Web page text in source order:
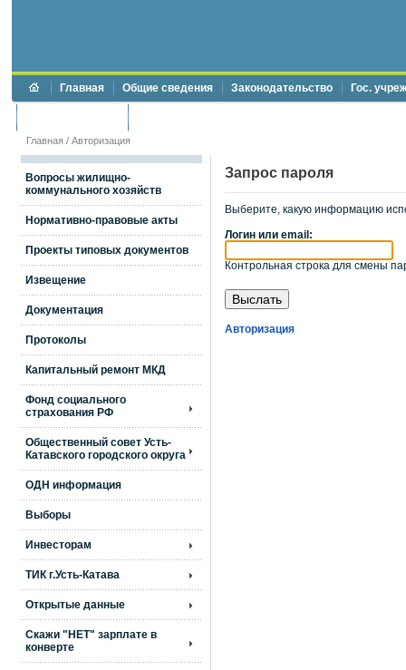
Главная Общие сведения Законодательство Гос.
Главная / Авторизация
Вопросы жилищно-
коммунального хозяйств
Нормативно-правовые акты
Проекты типовых документов
Извещение
Документация
Протоколы
Капитальный ремонт МКД
Фонд социального
страхования РФ
Общественный совет Усть-
Катавского городского округа
ОДН информация
Выборы
Инвесторам
ТИК г.Усть-Катава
Открытые данные
Скажи "НЕТ" зарплате в
конверте
Запрос пароля
Выберите, какую информацию
Логин или email:
Контрольная строка для смены
Авторизация